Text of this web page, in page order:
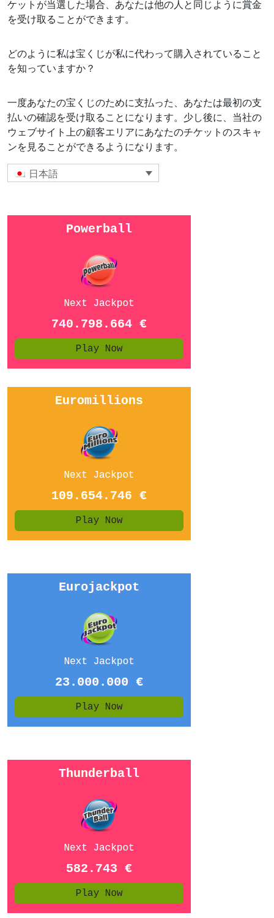
ケットが当選した場合、あなたは他の人と同じように賞金
を受け取ることができます。
どのように私は宝くじが私に代わって購入されていること
を知っていますか？
一度あなたの宝くじのために支払った、あなたは最初の支
払いの確認を受け取ることになります。少し後に、当社の
ウェブサイト上の顧客エリアにあなたのチケットのスキャ
ンを見ることができるようになります。
日本語